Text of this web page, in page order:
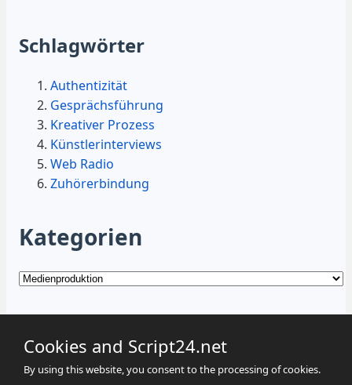
Schlagwörter
Authentizität
Gesprächsführung
Kreativer Prozess
Künstlerinterviews
Web Radio
Zuhörerbindung
Kategorien
Kategorien
Cookies and Script24.net
By using this website, you consent to the processing of cookies.